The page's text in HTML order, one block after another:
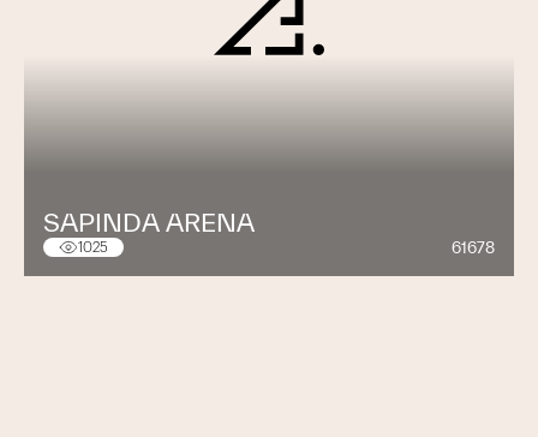
SAPINDA ARENA
1025 61678